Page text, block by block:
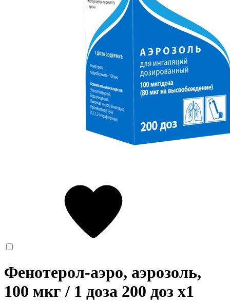
Фенотерол-аэро, аэрозоль,
100 мкг / 1 доза 200 доз x1